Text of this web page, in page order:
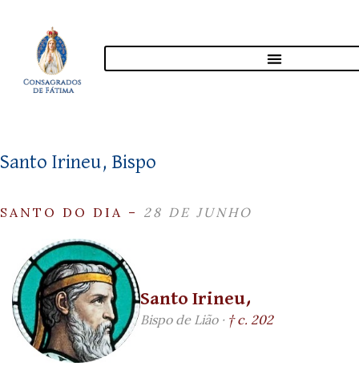
Santo Irineu, Bispo
SANTO DO DIA – 28 DE JUNHO
Santo Irineu,
Bispo de Lião · † c. 202